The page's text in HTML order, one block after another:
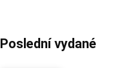
Poslední vydané